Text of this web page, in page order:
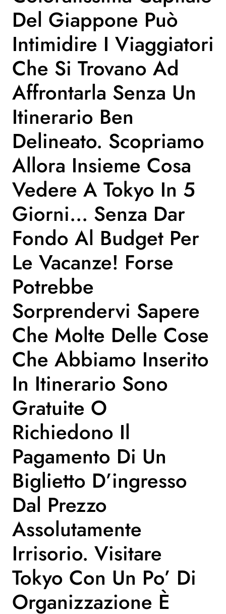
Del Giappone Può
Intimidire I Viaggiatori
Che Si Trovano Ad
Affrontarla Senza Un
Itinerario Ben
Delineato. Scopriamo
Allora Insieme Cosa
Vedere A Tokyo In 5
Giorni… Senza Dar
Fondo Al Budget Per
Le Vacanze! Forse
Potrebbe
Sorprendervi Sapere
Che Molte Delle Cose
Che Abbiamo Inserito
In Itinerario Sono
Gratuite O
Richiedono Il
Pagamento Di Un
Biglietto D’ingresso
Dal Prezzo
Assolutamente
Irrisorio. Visitare
Tokyo Con Un Po’ Di
Organizzazione È